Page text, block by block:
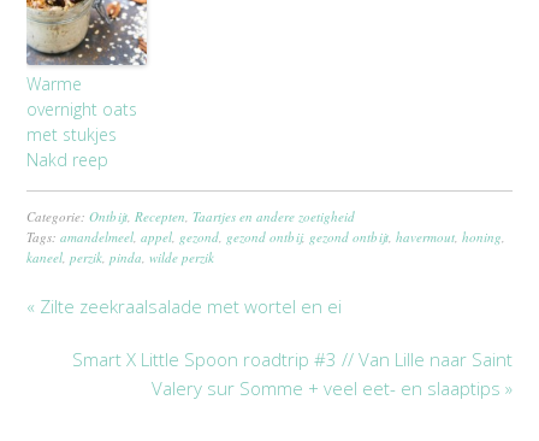
Warme
overnight oats
met stukjes
Nakd reep
Categorie:Ontbijt,Recepten,Taartjes en andere zoetigheid
Tags:amandelmeel,appel, gezond, gezond ontbij, gezond ontbijt,havermout,honing,
kaneel,perzik,pinda,wilde perzik
« Zilte zeekraalsalade met wortel en ei
Smart X Little Spoon roadtrip #3 // Van Lille naar Saint
Valery sur Somme + veel eet- en slaaptips »